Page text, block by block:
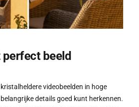
perfect beeld
videobeelden in hoge
details goed kunt herkennen.